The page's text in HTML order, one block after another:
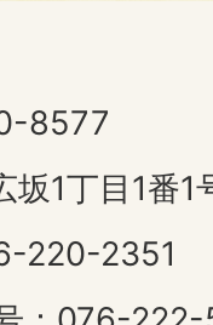
8577
坂1丁目1番1
220-2351